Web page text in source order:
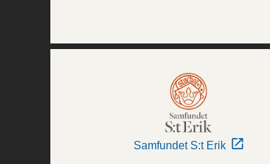
Samfundet S:t Erik